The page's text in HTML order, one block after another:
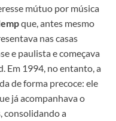
mútuo por música
que, antes mesmo
nas casas
e paulista e começava
Em 1994, no entanto, a
de forma precoce: ele
já acompanhava o
consolidando a